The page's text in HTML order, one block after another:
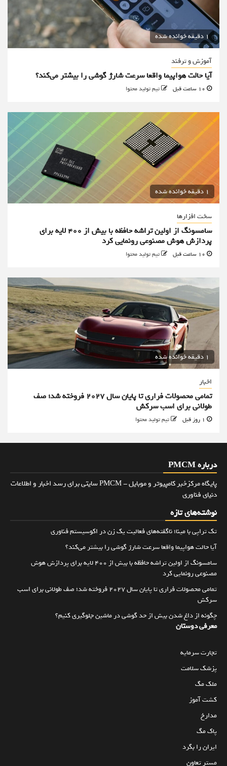
1 دقیقه خوانده شده
آموزش و ترفند
آیا حالت هواپیما واقعا سرعت شارژ گوشی را بیشتر می‌کند؟
تیم تولید محتوا
1 دقیقه خوانده شده
سخت افزارها
سامسونگ از اولین تراشه حافظه با بیش از ۴۰۰ لایه برای
پردازش هوش مصنوعی رونمایی کرد
تیم تولید محتوا
1 دقیقه خوانده شده
اخبار
تمامی محصولات فراری تا پایان سال ۲۰۲۷ فروخته شد؛ صف
طولانی برای اسب سرکش
تیم تولید محتوا
درباره PMCM
پایگاه مرکزخبر کامپیوتر و موبایل - PMCM سایتی برای رسد اخبار و اطلاعات
دنیای فناوری
نوشته‌های تازه
تک تراپی با مینا؛ ناگفته‌های فعالیت یک زن در اکوسیستم فناوری
آیا حالت هواپیما واقعا سرعت شارژ گوشی را بیشتر می‌کند؟
سامسونگ از اولین تراشه حافظه با بیش از ۴۰۰ لایه برای پردازش هوش
مصنوعی رونمایی کرد
تمامی محصولات فراری تا پایان سال ۲۰۲۷ فروخته شد؛ صف طولانی برای اسب
سرکش
چگونه از داغ شدن بیش از حد گوشی در ماشین جلوگیری کنیم؟
معرفی دوستان
تجارت سرمایه
پزشک سلامت
ملک مگ
کشت آموز
مدارخ
پاک مگ
ایران را بگرد
مستر تعاون